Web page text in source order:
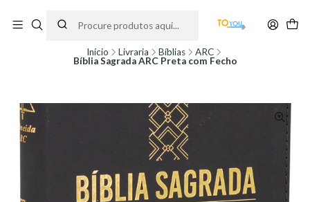
partir do dia 11 de Agosto, às 10H.
Início Livraria Bíblias
ARC
Bíblia Sagrada ARC Preta com Fecho